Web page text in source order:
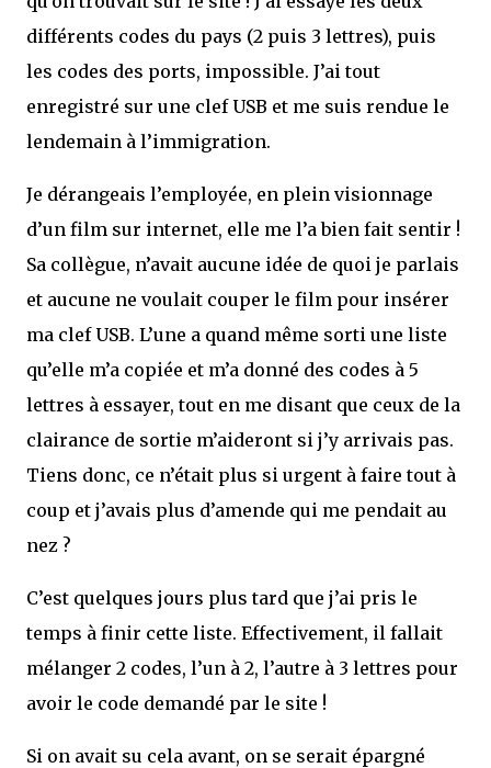
différents codes du pays (2 puis 3 lettres), puis
les codes des ports, impossible. J’ai tout
enregistré sur une clef USB et me suis rendue le
lendemain à l’immigration.
Je dérangeais l’employée, en plein visionnage
d’un film sur internet, elle me l’a bien fait sentir !
Sa collègue, n’avait aucune idée de quoi je parlais
et aucune ne voulait couper le film pour insérer
ma clef USB. L’une a quand même sorti une liste
qu’elle m’a copiée et m’a donné des codes à 5
lettres à essayer, tout en me disant que ceux de la
clairance de sortie m’aideront si j’y arrivais pas.
Tiens donc, ce n’était plus si urgent à faire tout à
coup et j’avais plus d’amende qui me pendait au
nez ?
C’est quelques jours plus tard que j’ai pris le
temps à finir cette liste. Effectivement, il fallait
mélanger 2 codes, l’un à 2, l’autre à 3 lettres pour
avoir le code demandé par le site !
Si on avait su cela avant, on se serait épargné